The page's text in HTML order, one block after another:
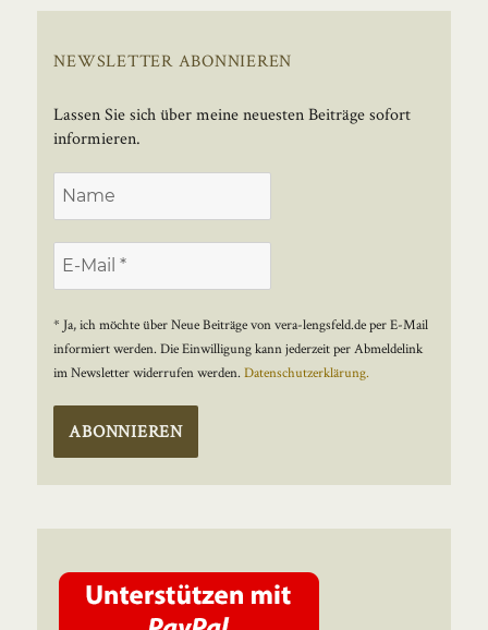
NEWSLETTER ABONNIEREN
Lassen Sie sich über meine neuesten Beiträge sofort
informieren.
* Ja, ich möchte über Neue Beiträge von vera-lengsfeld.de per E-Mail
informiert werden. Die Einwilligung kann jederzeit per Abmeldelink
im Newsletter widerrufen werden.Datenschutzerklärung.